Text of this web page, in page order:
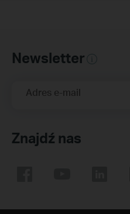
Newsletter
Adres e-mail
Znajdź nas